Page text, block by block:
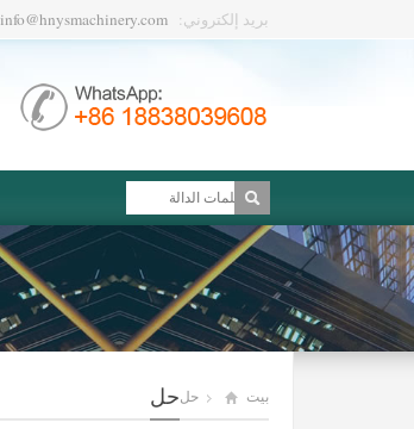
بريد إلكتروني: info@hnysmachinery.com
حل بيت حل